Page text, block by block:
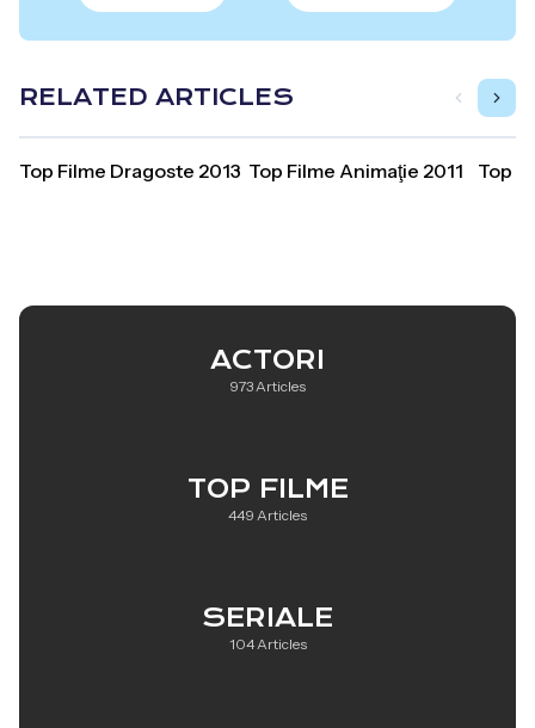
RELATED ARTICLES
Top Filme Dragoste 2013 Top Filme Animaţie 2011 Top
ACTORI
973 Articles
TOP FILME
449 Articles
SERIALE
104 Articles